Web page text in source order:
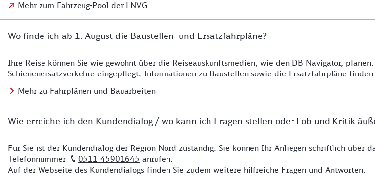
Mehr zum Fahrzeug-Pool der LNVG
Wo finde ich ab 1. August die Baustellen- und Ersatzfahrpläne?
Details zu Baustelle
Ihre Reise können Sie wie gewohnt über die Reiseauskunftsmedien, wie den DB Navigator,
Schienenersatzverkehre eingepflegt. Informationen zu Baustellen sowie die Ersatzfahrpläne
Mehr zu Fahrplänen und Bauarbeiten
Wie erreiche ich den Kundendialog / wo kann ich Fragen stellen oder Lob und Kritik
Details zu Kontakt
Für Sie ist der Kundendialog der Region Nord zuständig. Sie können Ihr Anliegen schriftlich über
Telefonnummer
0511 45901645 anrufen.
Auf der Webseite des Kundendialogs finden Sie zudem weitere hilfreiche Fragen und Antworten.